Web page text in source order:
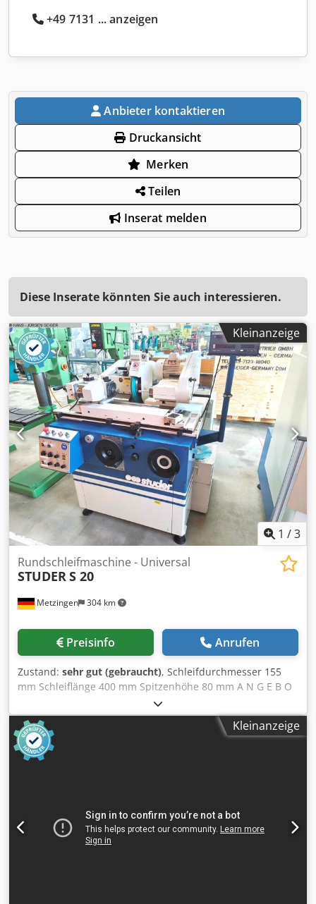
+49 7131 ... anzeigen
Anbieter kontaktieren
Druckansicht
Merken
Teilen
Inserat melden
Diese Inserate könnten Sie auch interessieren.
Kleinanzeige
1 /3
Metzingen 304 km
Rundschleifmaschine - Universal
STUDERS 20
Preisinfo Anrufen
Zustand: sehr gut (gebraucht), Schleifdurchmesser 155
mm Schleiflänge 400 mm Spitzenhöhe 80 mm A N G E B O
T Wir können Ihnen ab Lager, Irrtum und Zwischenverkauf
vorbehalten, unverbindlich anbieten : STUDER (CH)
Universal Präzisions Außen- & Innen-Rundschleifmaschine
Type S 20-12 Baujahr Spitzenhöhe/Schleif-Ø 80 / 160 mm
Spitzenweite/Schleiflänge 400 / 420 mm Innen-Schleif-Ø
Verstellweg, max 170 mm Schnell-Verfahrweg 30 mm
Einstechtiefe, max. 1,9 mm/Ø Vorschub 0,001 – 0,04 mm/Ø
Schwenkbar (nach rechts) 15 / 30 ° Schleifscheibenmaß:
Kleinanzeige